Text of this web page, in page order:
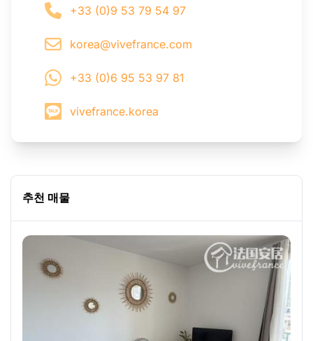
+33 (0)9 53 79 54 97
korea@vivefrance.com
+33 (0)6 95 53 97 81
vivefrance.korea
추천 매물